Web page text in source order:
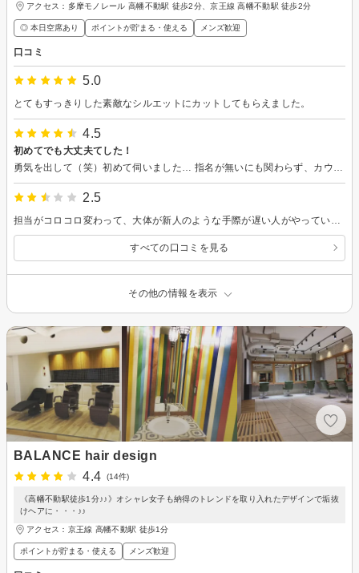
アクセス：多摩モノレール 高幡不動駅 徒歩2分、京王線 高幡不動駅 徒歩2分
◎ 本日空席あり ポイントが貯まる・使える メンズ歓迎
口コミ
5.0
とてもすっきりした素敵なシルエットにカットしてもらえました。
4.5
初めてでも大丈夫てした！
2.5
すべての口コミを見る
その他の情報を表示
BALANCE hair design
4.4
(14件)
《高幡不動駅徒歩1分♪♪》オシャレ女子も納得のトレンドを取り入れたデザインで垢抜
けヘアに・・・♪♪
アクセス：京王線 高幡不動駅 徒歩1分
ポイントが貯まる・使える メンズ歓迎